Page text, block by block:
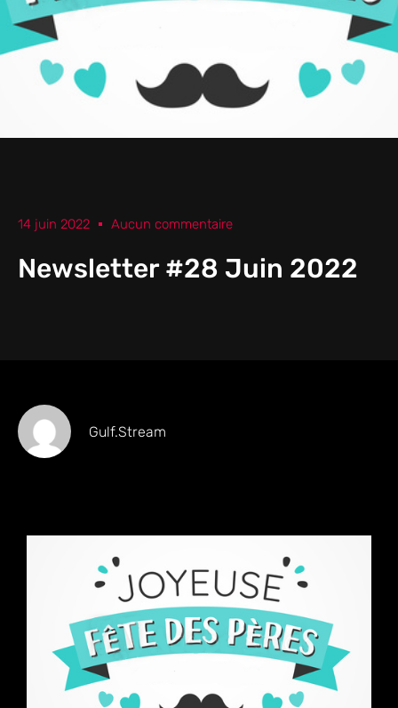
14 juin 2022 Aucun commentaire
Newsletter #28 Juin 2022
Gulf.stream